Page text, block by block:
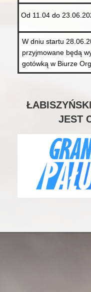
Od 11.04 do
W dniu startu
przyjmowane będą
gotówką w Biurze
JEST